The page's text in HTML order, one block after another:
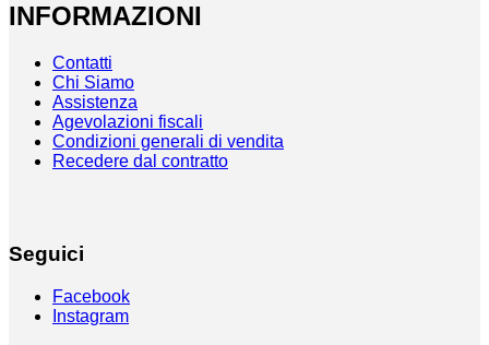
INFORMAZIONI
Contatti
Chi Siamo
Assistenza
Agevolazioni fiscali
Condizioni generali di vendita
Recedere dal contratto
Seguici
Facebook
Instagram